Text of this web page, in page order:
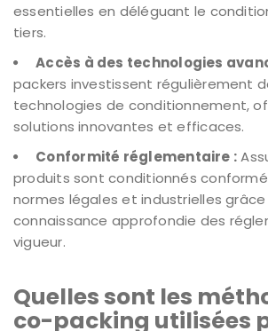
essentielles en déléguant le
tiers.
Accès à des technologies
packers investissent régulièrement
technologies de conditionnement,
solutions innovantes et efficaces.
Conformité réglementaire :
produits sont conditionnés
normes légales et industrielles grâce
connaissance approfondie des
vigueur.
Quelles sont les
co-packing utilisées